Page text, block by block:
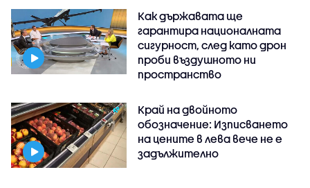
Как държавата ще
гарантира националната
сигурност, след като дрон
проби въздушното ни
пространство
Край на двойното
обозначение: Изписването
на цените в лева вече не е
задължително